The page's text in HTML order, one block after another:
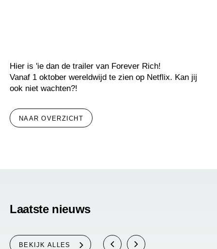
Hier is 'ie dan de trailer van Forever Rich!
Vanaf 1 oktober wereldwijd te zien op Netflix. Kan jij
ook niet wachten?!
NAAR OVERZICHT
Laatste nieuws
BEKIJK ALLES